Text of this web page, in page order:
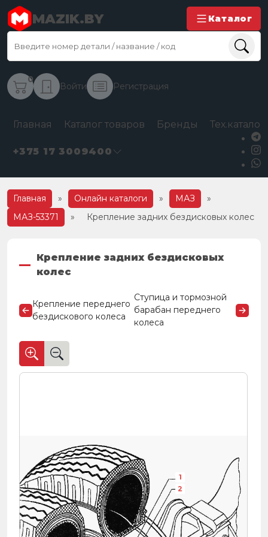
MAZIK.BY Каталог
0
Войти Регистрация
Главная Каталог товаров Бренды
+375 17 3009400
Главная » Онлайн каталоги » МАЗ
»
МАЗ-53371
» Крепление задних бездисковых колес
Крепление задних бездисковых
колес
Крепление переднего
бездискового колеса
Ступица и тормозной
барабан переднего
колеса
2
1